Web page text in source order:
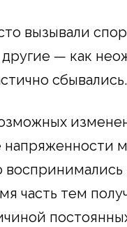
вызывали
— как
сбывались.
напряженности
воспринимались
часть тем